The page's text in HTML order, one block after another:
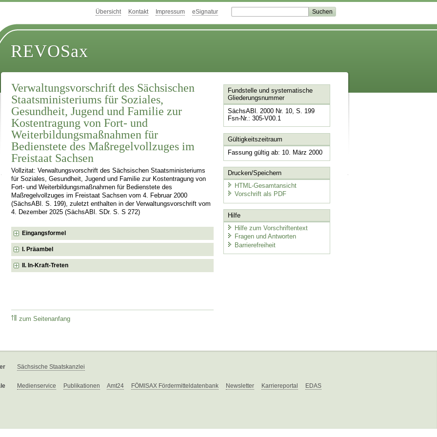
Übersicht Kontakt Impressum eSignatur
REVOSax
Verwaltungsvorschrift des Sächsischen
Staatsministeriums für Soziales,
Gesundheit, Jugend und Familie zur
Kostentragung von Fort- und
Weiterbildungsmaßnahmen für
Bedienstete des Maßregelvollzuges im
Freistaat Sachsen
Vollzitat: Verwaltungsvorschrift des Sächsischen Staatsministeriums
für Soziales, Gesundheit, Jugend und Familie zur Kostentragung von
Fort- und Weiterbildungsmaßnahmen für Bedienstete des
Maßregelvollzuges im Freistaat Sachsen vom 4. Februar 2000
(SächsABl. S. 199), zuletzt enthalten in der Verwaltungsvorschrift vom
4. Dezember 2025 (SächsABl. SDr. S. S 272)
Eingangsformel
I. Präambel
II. In-Kraft-Treten
zum Seitenanfang
Fundstelle und systematische
Gliederungsnummer
SächsABl. 2000 Nr. 10, S. 199
Fsn-Nr.: 305-V00.1
Gültigkeitszeitraum
Fassung gültig ab: 10. März 2000
Drucken/Speichern
HTML-Gesamtansicht
Vorschrift als PDF
Hilfe
Hilfe zum Vorschriftentext
Fragen und Antworten
Barrierefreiheit
Sächsische Staatskanzlei
Medienservice Publikationen Amt24 FÖMISAX Fördermitteldatenbank Newsletter Karriereportal EDAS